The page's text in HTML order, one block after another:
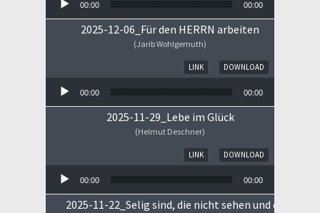
00:00 00:00
2025-12-06_Für den HERRN arbeiten
(Jarib Wohlgemuth)
DOWNLOAD
LINK
00:00 00:00
2025-11-29_Lebe im Glück
(Helmut Deschner)
DOWNLOAD
LINK
00:00 00:00
2025-11-22_Selig sind, die nicht sehen und doch